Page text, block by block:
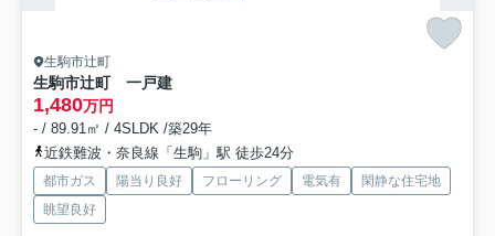
生駒市辻町
生駒市辻町 一戸建
1,480万円
- / 89.91㎡ / 4SLDK /築29年
近鉄難波・奈良線「生駒」駅 徒歩24分
都市ガス 陽当り良好 フローリング 電気有
閑静な住宅地
眺望良好